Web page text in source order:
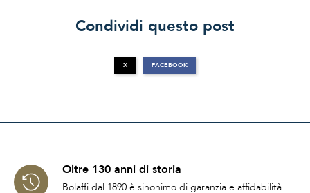
Condividi questo post
X FACEBOOK
Oltre 130 anni di storia
Bolaffi dal 1890 è sinonimo di garanzia e affidabilità